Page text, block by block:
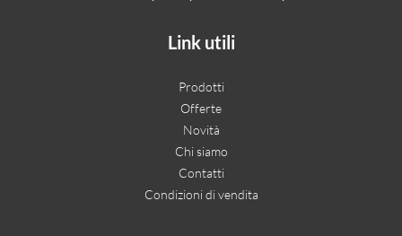
Link utili
Prodotti
Offerte
Novità
Chi siamo
Contatti
Condizioni di vendita